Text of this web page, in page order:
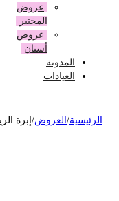
عروض
المختبر
عروض
أسنان
المدونة
العيادات
/العروض إبرة الريتش 10 مل لنضارة الوجه